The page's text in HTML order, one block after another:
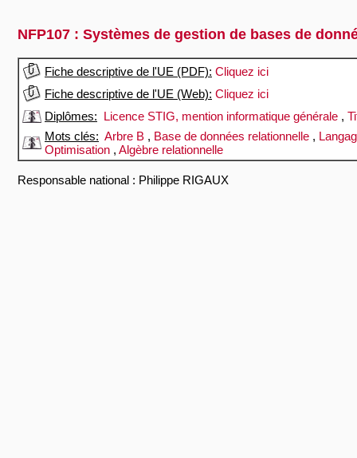
NFP107 : Systèmes de gestion de bases de
Fiche descriptive de l'UE (PDF): Cliquez ici
Fiche descriptive de l'UE (Web): Cliquez ici
Diplômes: Licence STIG, mention informatique générale ,
Mots clés: Arbre B , Base de données relationnelle ,
Optimisation , Algèbre relationnelle
Responsable national : Philippe RIGAUX